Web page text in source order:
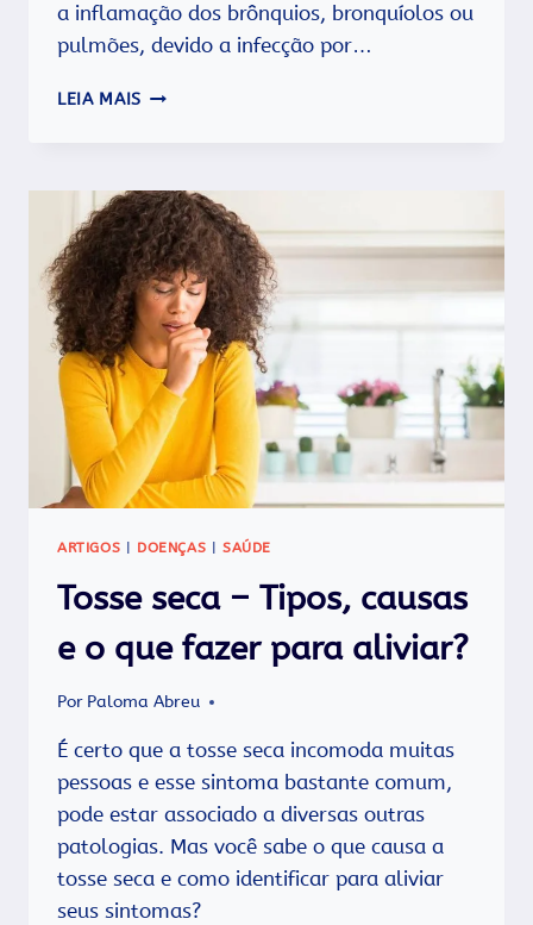
a inflamação dos brônquios, bronquíolos ou
pulmões, devido a infecção por…
LEIA MAIS TOSSE
E
COMO
ALIVIAR
OS
SINTOMAS?
ARTIGOS | DOENÇAS | SAÚDE
Tosse seca – Tipos, causas
e o que fazer para aliviar?
Por Paloma Abreu
É certo que a tosse seca incomoda muitas
pessoas e esse sintoma bastante comum,
pode estar associado a diversas outras
patologias. Mas você sabe o que causa a
tosse seca e como identificar para aliviar
seus sintomas?